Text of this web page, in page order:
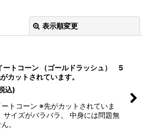
表示順変更
絞り込む
ートコーン （ゴールドラッシュ） 5
ットされています。
込)
トコーン ※先がカットされていま
サイズがバラバラ。 中身には問題無
。